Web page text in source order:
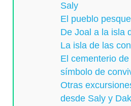
Saly
El pueblo
De Joal a la isla
La isla de las
El cementerio
símbolo de
Otras
desde Saly y